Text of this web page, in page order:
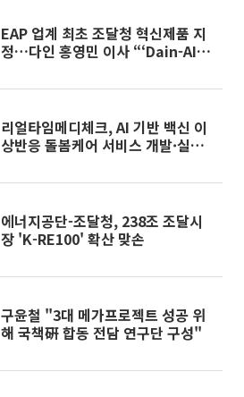
EAP 업계 최초 조달청 혁신제품 지
정…다인 홍영민 이사 “‘Dain-AI
될 것”
리얼타임메디체크, AI 기반 백신 이
상반응 돌봄케어 서비스 개발·실증
에너지공단-조달청, 238조 조달시
장 'K-RE100' 확산 맞손
구윤철 "3대 메가프로젝트 성공 위
해 국책硏 합동 전담 연구단 구성"